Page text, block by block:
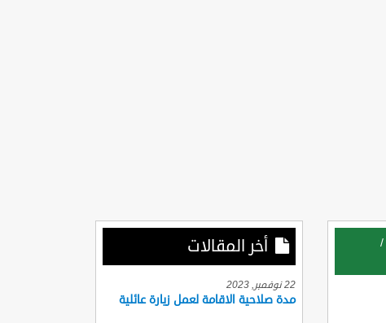
/
أخر المقالات
22 نوفمبر, 2023
مدة صلاحية الاقامة لعمل زيارة عائلية